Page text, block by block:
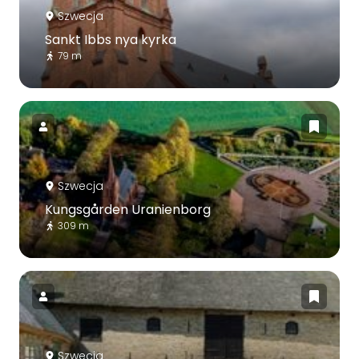
Szwecja
Sankt Ibbs nya kyrka
79 m
Szwecja
Kungsgården Uranienborg
309 m
Szwecja